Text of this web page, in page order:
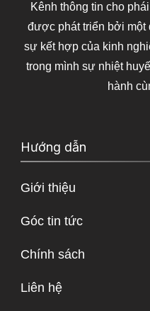
Kênh thông tin cho
được phát triển bởi một
sự kết hợp của kinh
trong mình sự nhiệt
hành
Hướng dẫn
Giới thiệu
Góc tin tức
Chính sách
Liên hệ